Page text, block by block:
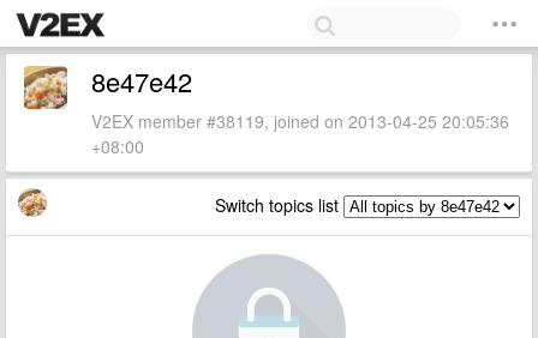
8e47e42
V2EX member #38119, joined on 2013-04-25 20:05:36
+08:00
Switch topics list